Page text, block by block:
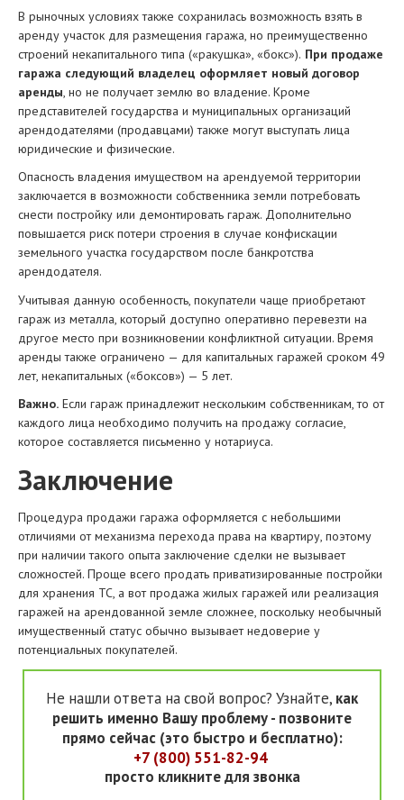
В рыночных условиях также сохранилась возможность взять в
аренду участок для размещения гаража, но преимущественно
строений некапитального типа («ракушка», «бокс»). При продаже
гаража следующий владелец оформляет новый договор
аренды , но не получает землю во владение. Кроме
представителей государства и муниципальных организаций
арендодателями (продавцами) также могут выступать лица
юридические и физические.
Опасность владения имуществом на арендуемой территории
заключается в возможности собственника земли потребовать
снести постройку или демонтировать гараж. Дополнительно
повышается риск потери строения в случае конфискации
земельного участка государством после банкротства
арендодателя.
Учитывая данную особенность, покупатели чаще приобретают
гараж из металла, который доступно оперативно перевезти на
другое место при возникновении конфликтной ситуации. Время
аренды также ограничено — для капитальных гаражей сроком 49
лет, некапитальных («боксов») — 5 лет.
Важно. Если гараж принадлежит нескольким собственникам, то от
каждого лица необходимо получить на продажу согласие,
которое составляется письменно у нотариуса.
Заключение
Процедура продажи гаража оформляется с небольшими
отличиями от механизма перехода права на квартиру, поэтому
при наличии такого опыта заключение сделки не вызывает
сложностей. Проще всего продать приватизированные постройки
для хранения ТС, а вот продажа жилых гаражей или реализация
гаражей на арендованной земле сложнее, поскольку необычный
имущественный статус обычно вызывает недоверие у
потенциальных покупателей.
Не нашли ответа на свой вопрос? Узнайте, как
решить именно Вашу проблему - позвоните
прямо сейчас (это быстро и бесплатно):
+7 (800) 551-82-94
просто кликните для звонка